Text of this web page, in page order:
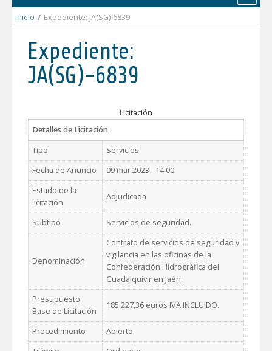
Inicio / Expediente: JA(SG)-6839
Expediente:
JA(SG)-6839
Licitación
Detalles de Licitación
Tipo
Servicios
Fecha de Anuncio
09 mar 2023 - 14:00
Estado de la
licitación
Adjudicada
Subtipo Servicios de seguridad.
Denominación
Contrato de servicios de seguridad y
vigilancia en las oficinas de la
Confederación Hidrográfica del
Guadalquivir en Jaén.
Presupuesto
Base de Licitación
185.227,36 euros IVA INCLUIDO.
Procedimiento
Abierto.